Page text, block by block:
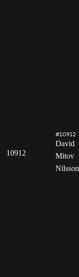
10912
#10912
David
Mitov
Nilsson